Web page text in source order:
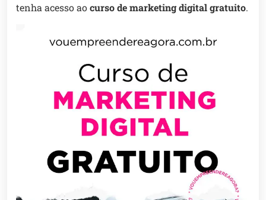
tenha acesso aocurso de marketing digital gratuito.